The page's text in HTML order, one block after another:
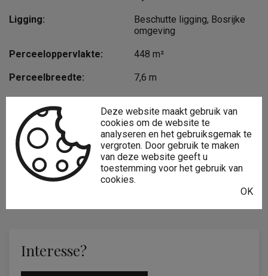
Ligging:
Beschutte ligging, Bosrijke
omgeving
Perceeloppervlakte: 448 m²
Perceelbreedte: 7,6 m
Type constructie: Traditioneel
Bouwjaar: 1919
Gevelbreedte: 7,6 m
Interesse?
Deze website maakt gebruik van
cookies om de website te
analyseren en het gebruiksgemak te
vergroten. Door gebruik te maken
van deze website geeft u
toestemming voor het gebruik van
cookies.
OK